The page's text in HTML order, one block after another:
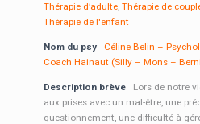
Nom du psy
Céline Belin –
Coach Hainaut (Silly – Mons –
Thérapie d’adulte, Thérapie de
Thérapie de l'enfant
Description brève
Lors de notre
aux prises avec un mal-être, une
questionnement, une difficulté à